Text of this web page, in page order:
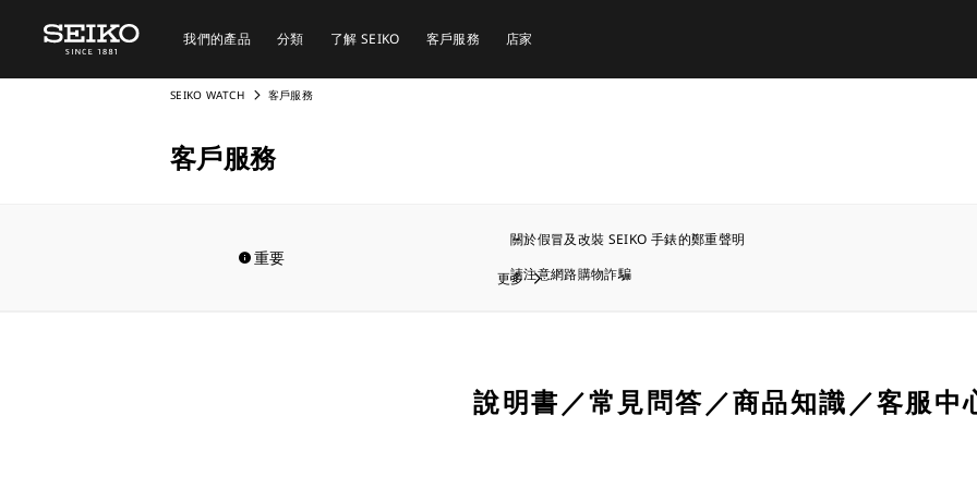
我們的產品 分類 了解 SEIKO 客戶服務 店家
SEIKO WATCH 客戶服務
客戶服務
重要
關於假冒及改裝 SEIKO 手錶的鄭重聲明
請注意網路購物詐騙
更多
說明書／常見問答／商品知識／客服中